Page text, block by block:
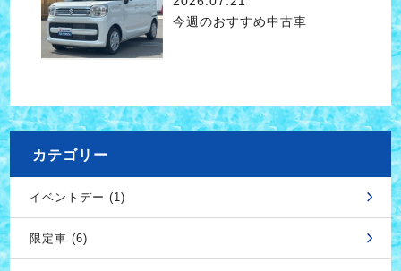
今週のおすすめ中古車
カテゴリー
イベントデー (1)
限定車 (6)